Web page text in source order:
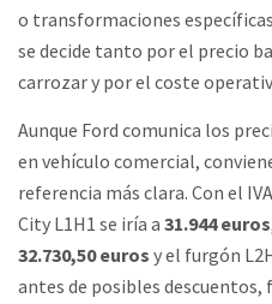
o transformaciones
se decide tanto por el precio
carrozar y por el coste
Aunque Ford comunica los
en vehículo comercial,
referencia más clara. Con el
City L1H1 se iría a 31.944 euros
32.730,50 euros y el furgón
antes de posibles descuentos,